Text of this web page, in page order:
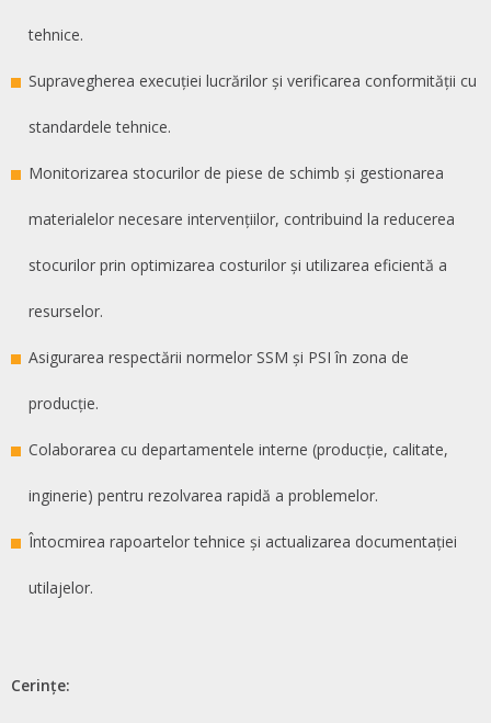
tehnice.
Supravegherea execuției lucrărilor și verificarea conformității cu
standardele tehnice.
Monitorizarea stocurilor de piese de schimb și gestionarea
materialelor necesare intervențiilor, contribuind la reducerea
stocurilor prin optimizarea costurilor și utilizarea eficientă a
resurselor.
Asigurarea respectării normelor SSM și PSI în zona de
producție.
Colaborarea cu departamentele interne (producție, calitate,
inginerie) pentru rezolvarea rapidă a problemelor.
Întocmirea rapoartelor tehnice și actualizarea documentației
utilajelor.
Cerințe: